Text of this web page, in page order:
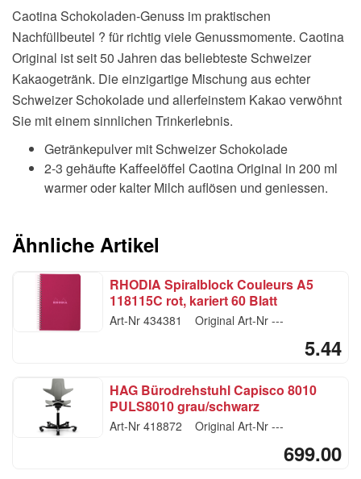
Caotina Schokoladen-Genuss im praktischen
Nachfüllbeutel ? für richtig viele Genussmomente. Caotina
Original ist seit 50 Jahren das beliebteste Schweizer
Kakaogetränk. Die einzigartige Mischung aus echter
Schweizer Schokolade und allerfeinstem Kakao verwöhnt
Sie mit einem sinnlichen Trinkerlebnis.
Getränkepulver mit Schweizer Schokolade
2-3 gehäufte Kaffeelöffel Caotina Original in 200 ml
warmer oder kalter Milch auflösen und geniessen.
Ähnliche Artikel
RHODIA Spiralblock Couleurs A5
118115C rot, kariert 60 Blatt
Art-Nr 434381 Original Art-Nr ---
5.44
HAG Bürodrehstuhl Capisco 8010
PULS8010 grau/schwarz
Art-Nr 418872 Original Art-Nr ---
699.00